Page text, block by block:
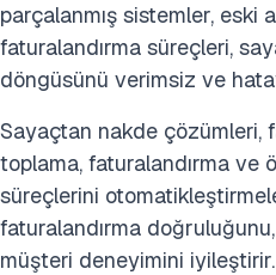
parçalanmış sistemler, eski
faturalandırma süreçleri,
döngüsünü verimsiz ve
Sayaçtan nakde çözümleri,
toplama, faturalandırma ve
süreçlerini
faturalandırma
müşteri deneyimini iyileştirir.